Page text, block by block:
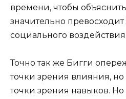
времени, чтобы
значительно
социального
Точно так же Бигги
точки зрения влияния, но
точки зрения навыков. Но